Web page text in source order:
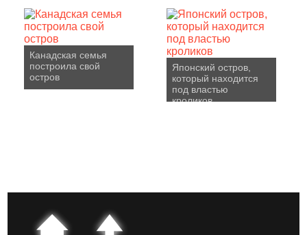
Канадская семья
построила свой
остров
Японский остров,
который находится
под властью
кроликов